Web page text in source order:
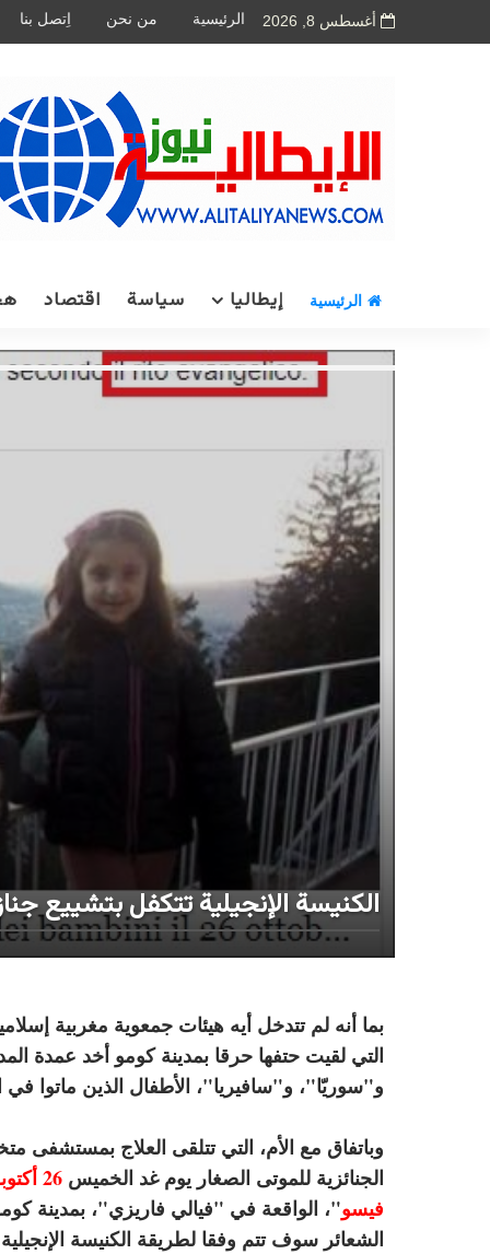
أغسطس 8, 2026 الرئيسية من نحن اِتصل بنا
الرئيسية إيطاليا سياسة اقتصاد
الكنيسة الإنجيلية تتكفل بتشييع
بما أنه لم تتدخل أيه هيئات جمعوية مغربية
التي لقيت حتفها حرقا بمدينة كومو أخد عمدة
و"سوريّا"، و"سافيريا"، الأطفال الذين ماتوا في
وباتفاق مع الأم، التي تتلقى العلاج بمستشفى
الجنائزية للموتى الصغار يوم غد الخميس 26 أكتوبر
فيسو"، الواقعة في "فيالي فاريزي"، بمدينة
الشعائر سوف تتم وفقا لطريقة الكنيسة